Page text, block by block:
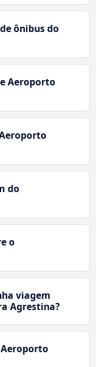
ônibus do
Aeroporto
do
o
viagem
Agrestina?